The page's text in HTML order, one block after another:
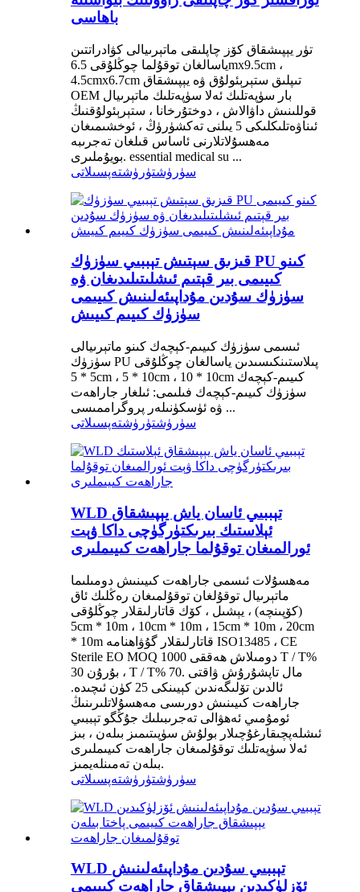
باھاسى
تۈر يېپىشقاق كۆز چاپلىقى ماتېرىيالى كۋادراتتىن
ياسالغان توقۇلما چوڭلۇقى 6.5mx9.5cm ،
4.5cmx6.7cm تىپلىق ستېرېئولۇق ۋە يېپىشقاق
OEM بار سۈپەتلىك ئەلا سۈپەتلىك ماتېرىيال
قوللىنىش داۋالاش ، دوختۇرخانا ، ستېرېئولۇقنىڭ
ئىناۋەتلىكلىكى 5 يىلنى تەكشۈرۈڭ ، ئوخشىمىغان
مەھسۇلاتلارنى ئاساس قىلغان تەجرىبە
بويۇملىرى. essential medical su ...
سۈرۈشتۈرۈشتەپسىلاتى
قىزىق سېتىش تېببىي سۈزۈك PU كىنو
كىيىمى بىر قېتىم ئىشلىتىلىدىغان ۋە
سۈزۈك سۇدىن مۇداپىئەلىنىش كىيىمى
سۈزۈك كىيىم كىيىش
ئىسمى سۈزۈك كىيىم-كېچەك كىنو ماتېرىيالى
سۈزۈك PU پىلاستىنكىسىدىن ياسالغان چوڭلۇقى
5 * 5cm ، 5 * 10cm ، 10 * 10cm كىيىم-كېچەك
سۈزۈك كىيىم-كېچەك فىلىمى: ئىلغار جاراھەت
ۋە ئۈسكۈنىلەر پروگراممىسى ...
سۈرۈشتۈرۈشتەپسىلاتى
WLD تېببىي ئاسان ياش يېپىشقاق
ئېلاستىك بىرىكتۈرگۈچى داكا ۋېت
ئورالمىغان توقۇلما جاراھەت كىيىملىرى
مەھسۇلات ئىسمى جاراھەت كىيىنىش دومىلىما
ماتېرىيال توقۇلغان توقۇلمىغان رەڭلىك ئاق
(كۆپىنچە) ، يېشىل ، كۆك قاتارلىقلار چوڭلۇقى
5cm * 10m ، 10cm * 10m ، 15cm * 10m ، 20cm
* 10m قاتارلىقلار گۇۋاھنامە ISO13485 ، CE
Sterile EO MOQ 1000 دومىلاش ھەققى T / T%
30 بۇرۇن ، T / T% 70. مال تاپشۇرۇش ۋاقتى
ئالدىن تۆلىگەندىن كېيىنكى 25 كۈن ئىچىدە.
جاراھەت كىيىنىش دورىسى مەھسۇلاتلىرىنىڭ
ئومۇمىي ئەھۋالى تەجرىبىلىك جۇڭگو تېببىي
ئىشلەپچىقارغۇچىلار بولۇش سۈپىتىمىز بىلەن ، بىز
ئەلا سۈپەتلىك توقۇلمىغان جاراھەت كىيىملىرى
بىلەن تەمىنلەيمىز.
سۈرۈشتۈرۈشتەپسىلاتى
WLD تېببىي سۇدىن مۇداپىئەلىنىش
ئۆزلۈكىدىن يېپىشقاق جاراھەت كىيىمى